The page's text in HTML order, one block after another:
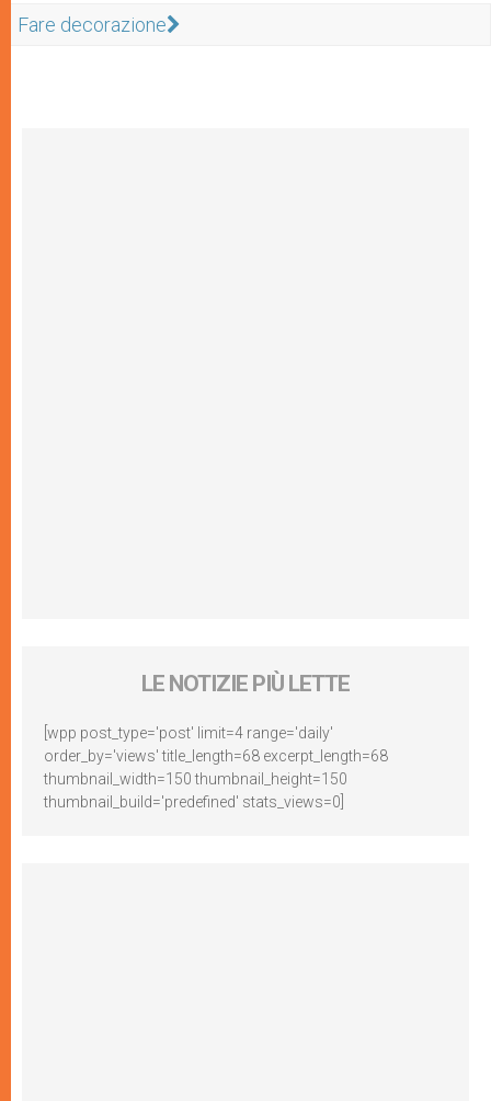
Fare decorazione
LE NOTIZIE PIÙ LETTE
[wpp post_type='post' limit=4 range='daily'
order_by='views' title_length=68 excerpt_length=68
thumbnail_width=150 thumbnail_height=150
thumbnail_build='predefined' stats_views=0]